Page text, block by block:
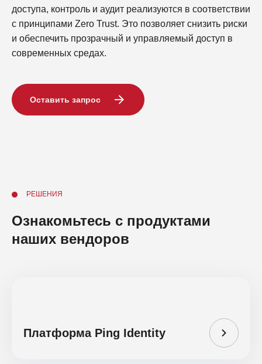
доступа, контроль и аудит реализуются в соответствии
с принципами Zero Trust. Это позволяет снизить риски
и обеспечить прозрачный и управляемый доступ в
современных средах.
Оставить запрос
РЕШЕНИЯ
Ознакомьтесь с продуктами
наших вендоров
Платформа Ping Identity